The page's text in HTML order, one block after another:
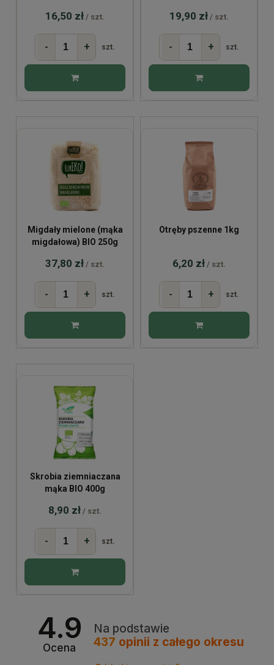
16,50 zł / szt.
- + szt.
19,90 zł / szt.
- + szt.
Migdały mielone (mąka
migdałowa) BIO 250g
37,80 zł / szt.
- + szt.
Otręby pszenne 1kg
6,20 zł / szt.
- + szt.
Skrobia ziemniaczana
mąka BIO 400g
8,90 zł / szt.
- + szt.
4.9
Ocena
Na podstawie
437 opinii z całego okresu